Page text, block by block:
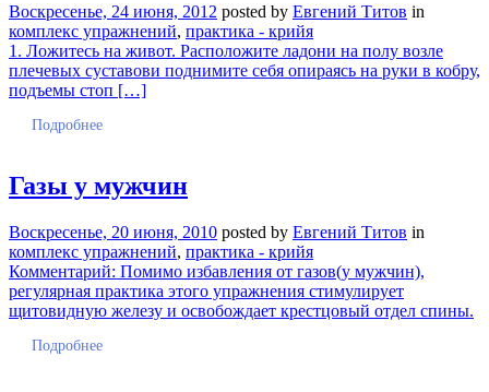
Воскресенье, 24 июня, 2012 posted by Евгений Титов in
комплекс упражнений, практика - крийя
1. Ложитесь на живот. Расположите ладони на полу возле
плечевых суставови поднимите себя опираясь на руки в кобру,
подъемы стоп […]
Подробнее
Газы у мужчин
Воскресенье, 20 июня, 2010 posted by Евгений Титов in
комплекс упражнений, практика - крийя
Комментарий: Помимо избавления от газов(у мужчин),
регулярная практика этого упражнения стимулирует
щитовидную железу и освобождает крестцовый отдел спины.
Подробнее